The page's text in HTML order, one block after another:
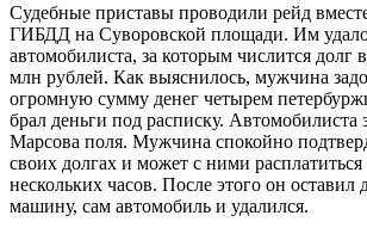
Судебные приставы проводили рейд
ГИБДД на Суворовской площади. Им
автомобилиста, за которым числится долг
млн рублей. Как выяснилось, мужчина
огромную сумму денег четырем
брал деньги под расписку. Автомобилиста
Марсова поля. Мужчина спокойно
своих долгах и может с ними расплатиться
нескольких часов. После этого он оставил
машину, сам автомобиль и удалился.